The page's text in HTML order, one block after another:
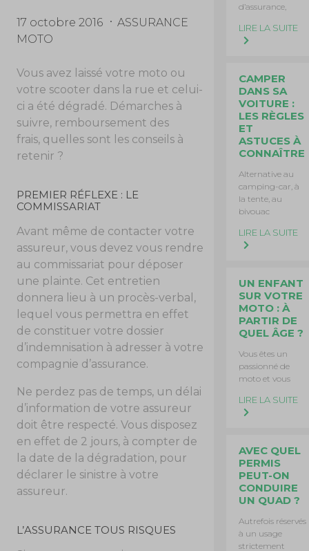
17 octobre 2016
ASSURANCE
MOTO
Vous avez laissé votre moto ou
votre scooter dans la rue et celui-
ci a été dégradé. Démarches à
suivre, remboursement des
frais, quelles sont les conseils à
retenir ?
PREMIER RÉFLEXE : LE
COMMISSARIAT
Avant même de contacter votre
assureur, vous devez vous rendre
au commissariat pour déposer
une plainte. Cet entretien
donnera lieu à un procès-verbal,
lequel vous permettra en effet
de constituer votre dossier
d’indemnisation à adresser à votre
compagnie d’assurance.
Ne perdez pas de temps, un délai
d’information de votre assureur
doit être respecté. Vous disposez
en effet de 2 jours, à compter de
la date de la dégradation, pour
déclarer le sinistre à votre
assureur.
L’ASSURANCE TOUS RISQUES
d’assurance,
LIRE LA SUITE
CAMPER
DANS SA
VOITURE :
LES RÈGLES
ET
ASTUCES À
CONNAÎTRE
Alternative au
camping-car, à
la tente, au
bivouac
LIRE LA SUITE
UN ENFANT
SUR VOTRE
MOTO : À
PARTIR DE
QUEL ÂGE ?
Vous êtes un
passionné de
moto et vous
LIRE LA SUITE
AVEC QUEL
PERMIS
PEUT-ON
CONDUIRE
UN QUAD ?
Autrefois réservés
à un usage
strictement